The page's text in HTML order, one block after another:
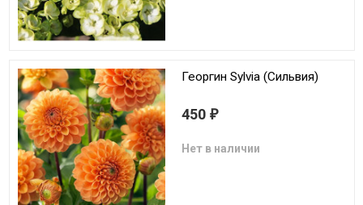
Георгин Sylvia (Сильвия)
450 ₽
Нет в наличии